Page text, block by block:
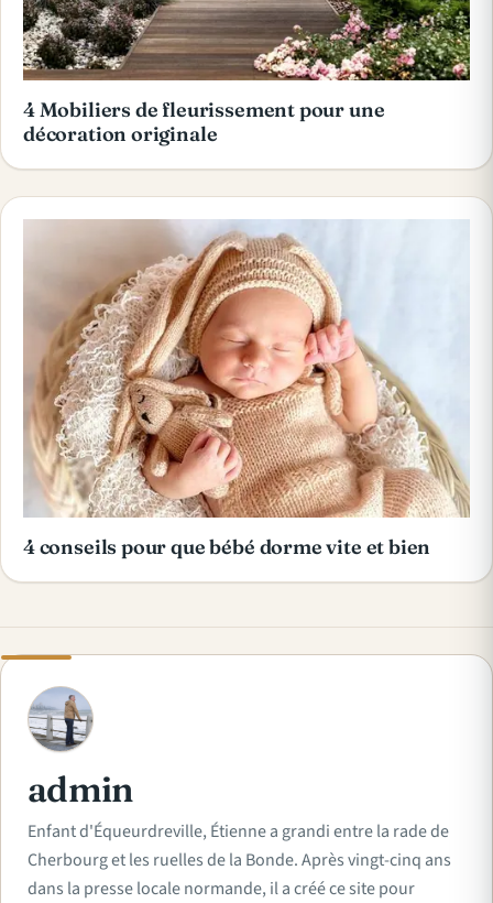
4 Mobiliers de fleurissement pour une
décoration originale
4 conseils pour que bébé dorme vite et bien
A
admin
Enfant d'Équeurdreville, Étienne a grandi entre la rade de
Cherbourg et les ruelles de la Bonde. Après vingt-cinq ans
dans la presse locale normande, il a créé ce site pour